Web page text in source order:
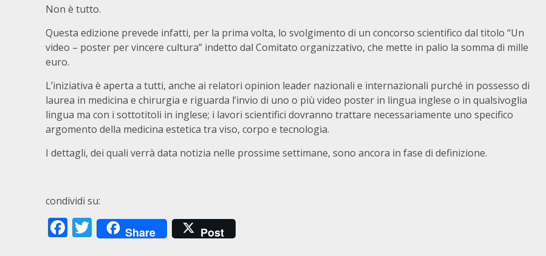
Non è tutto.
Questa edizione prevede infatti, per la prima volta, lo svolgimento di un concorso scientifico dal titolo “Un
video – poster per vincere cultura” indetto dal Comitato organizzativo, che mette in palio la somma di mille
euro.
L’iniziativa è aperta a tutti, anche ai relatori opinion leader nazionali e internazionali purché in possesso di
laurea in medicina e chirurgia e riguarda l’invio di uno o più video poster in lingua inglese o in qualsivoglia
lingua ma con i sottotitoli in inglese; i lavori scientifici dovranno trattare necessariamente uno specifico
argomento della medicina estetica tra viso, corpo e tecnologia.
I dettagli, dei quali verrà data notizia nelle prossime settimane, sono ancora in fase di definizione.
condividi su:
Facebook
Twitter
Share Post